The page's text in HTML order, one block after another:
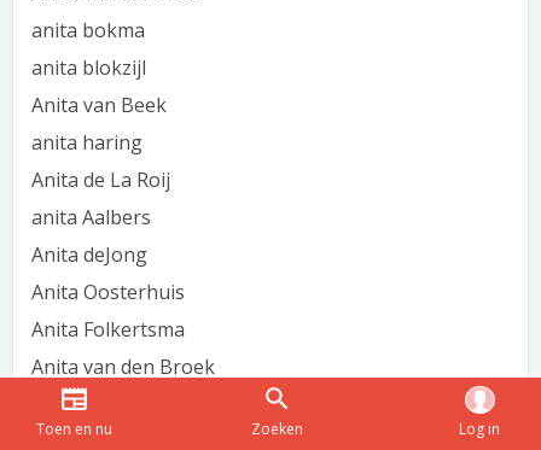
anita bokma
anita blokzijl
Anita van Beek
anita haring
Anita de La Roij
anita Aalbers
Anita deJong
Anita Oosterhuis
Anita Folkertsma
Anita van den Broek
Anita Silberman
Anita de Boorder
Toen en nu Zoeken Log in